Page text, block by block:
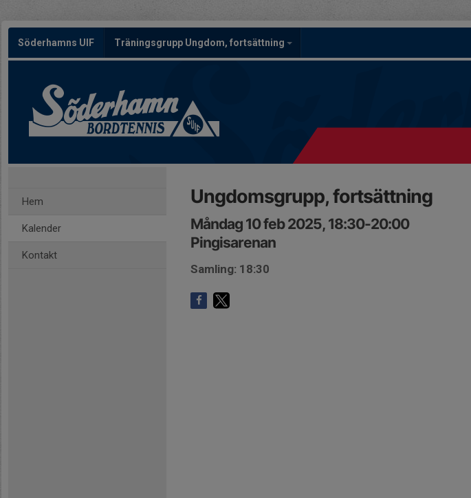
Söderhamns UIF Träningsgrupp Ungdom, fortsättning
Hem
Kalender
Kontakt
Ungdomsgrupp, fortsättning
Måndag 10 feb 2025, 18:30-20:00
Pingisarenan
Samling: 18:30